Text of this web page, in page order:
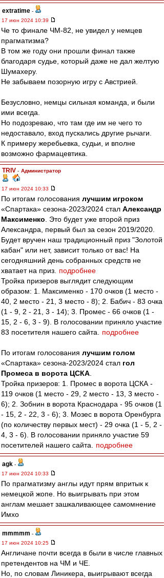
extratime -
17 июн 2024 10:39
Че то финале ЧМ-82, не увидел у немцев
прагматизма?
В том же году они прошли финал также
благодаря судье, который даже не дал желтую
Шумахеру.
Не забываем позорную игру с Австрией.
Безусловно, немцы сильная команда, и были
ими всегда.
Но подозреваю, что там где им не чего то
недоставало, вход пускались другие рычаги.
К примеру жеребьевка, судьи, и вполне
возможно фармацевтика.
TRIV - Администратор
17 июн 2024 10:33
По итогам голосования лучшим игроком
«Спартака» сезона-2023/2024 стал Александр
Максименко . Это будет уже второй приз
Александра, первый был за сезон 2019/2020.
Будет вручен наш традиционный приз "Золотой
кабан" или нет, зависит только от вас! На
сегодняшний день собранных средств не
хватает на приз.
подробнее
Тройка призеров выглядит следующим
образом: 1. Максименко - 170 очков (1 место -
40, 2 место - 21, 3 место - 8); 2. Бабич - 83 очка
(1 - 9, 2 - 21, 3 - 14); 3. Промес - 66 очков (1 -
15, 2 - 6, 3 - 9). В голосовании приняло участие
83 посетителя нашего сайта.
подробнее
По итогам голосования лучшим голом
«Спартака» сезона-2023/2024 стал гол
Промеса в ворота ЦСКА
Тройка призеров: 1. Промес в ворота ЦСКА -
119 очков (1 место - 29, 2 место - 13, 3 место -
6); 2. Зобнин в ворота Краснодара - 95 очков (1
- 15, 2 - 22, 3 - 6); 3. Мозес в ворота Оренбурга
(по количеству первых мест) - 29 очка (1 - 5, 2 -
4, 3 - 6). В голосовании приняло участие 59
посетителей нашего сайта.
подробнее
agk -
17 июн 2024 10:33
По прагматизму англы идут прям впритык к
немецкой жопе. Но выигрывать при этом
англам мешает зашкаливающее самомнение
Имхо
mmmmm -
17 июн 2024 10:25
Англичане почти всегда в были в числе главных
претендентов на ЧМ и ЧЕ.
Но, по словам Линикера, выигрывают всегда